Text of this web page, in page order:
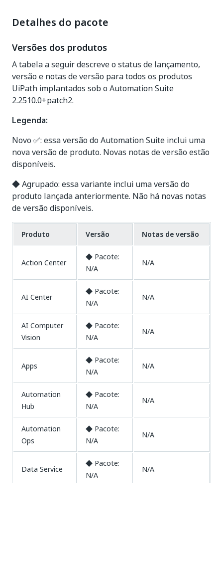
Detalhes do pacote
Versões dos produtos
A tabela a seguir descreve o status de lançamento,
versão e notas de versão para todos os produtos
UiPath implantados sob o Automation Suite
2.2510.0+patch2.
Legenda:
Novo ✅: essa versão do Automation Suite inclui uma
nova versão de produto. Novas notas de versão estão
disponíveis.
◆ Agrupado: essa variante inclui uma versão do
produto lançada anteriormente. Não há novas notas
de versão disponíveis.
Produto Versão Notas de versão
Action Center
◆ Pacote:
N/A
N/A
AI Center
◆ Pacote:
N/A
N/A
AI Computer
Vision
◆ Pacote:
N/A
N/A
Apps
◆ Pacote:
N/A
N/A
Automation
Hub
◆ Pacote:
N/A
N/A
Automation
Ops
◆ Pacote:
N/A
N/A
Data Service
◆ Pacote:
N/A
N/A